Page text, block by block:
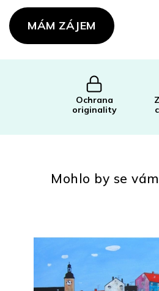
Měrná
cena:MÁM ZÁJEM
Mohlo by se
Ochrana
originality